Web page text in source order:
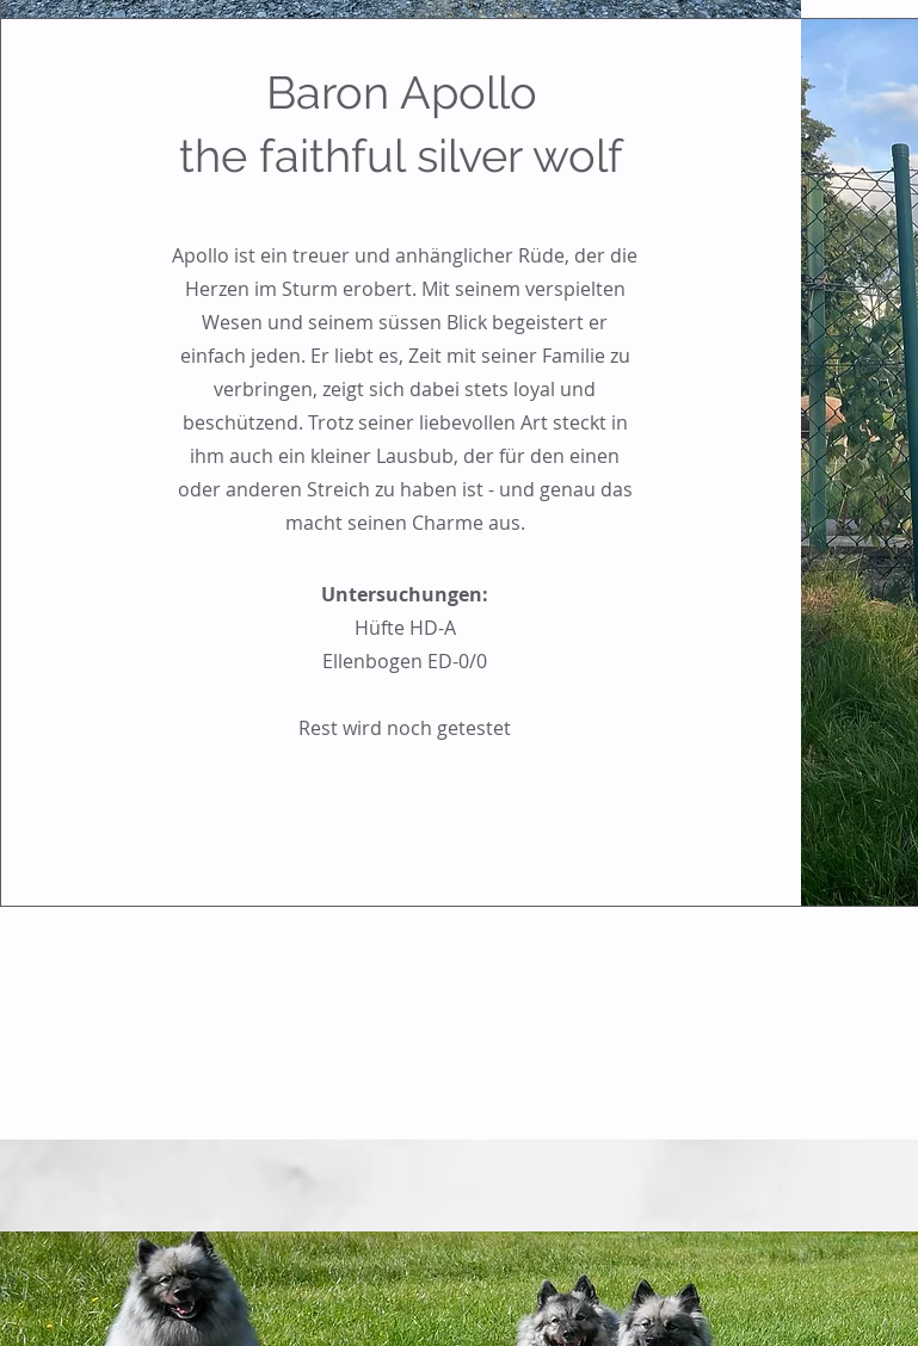
Baron Apollo
the faithful silver wolf
Apollo ist ein treuer und anhänglicher Rüde, der die
Herzen im Sturm erobert. Mit seinem verspielten
Wesen und seinem süssen Blick begeistert er
einfach jeden. Er liebt es, Zeit mit seiner Familie zu
verbringen, zeigt sich dabei stets loyal und
beschützend. Trotz seiner liebevollen Art steckt in
ihm auch ein kleiner Lausbub, der für den einen
oder anderen Streich zu haben ist - und genau das
macht seinen Charme aus.
Untersuchungen:
Hüfte HD-A
Ellenbogen ED-0/0
Rest wird noch getestet